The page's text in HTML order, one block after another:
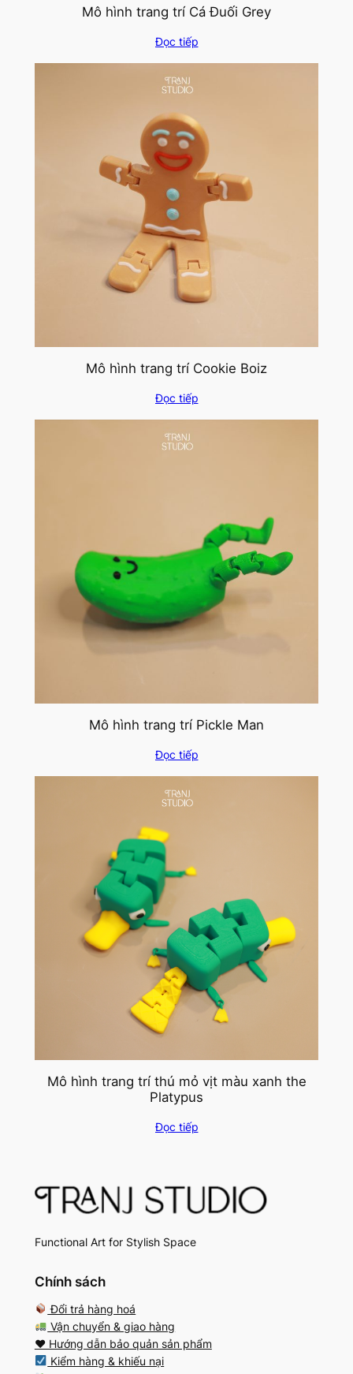
Mô hình trang trí Cá Đuối Grey
Đọc tiếp
Mô hình trang trí Cookie Boiz
Đọc tiếp
Mô hình trang trí Pickle Man
Đọc tiếp
Mô hình trang trí thú mỏ vịt màu xanh the
Platypus
Đọc tiếp
Functional Art for Stylish Space
Chính sách
Đổi trả hàng hoá
Vận chuyển & giao hàng
♥️ Hướng dẫn bảo quản sản phẩm
Kiểm hàng & khiếu nại